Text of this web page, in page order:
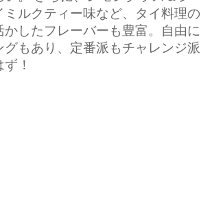
ミルクティー味など、タイ料理の
かしたフレーバーも豊富。自由に
もあり、定番派もチャレンジ派
！